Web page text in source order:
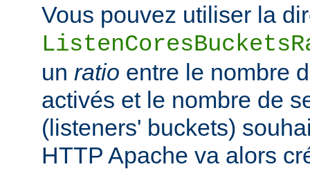
Vous pouvez utiliser la
un ratio entre le nombre
activés et le nombre de
(listeners' buckets)
HTTP Apache va alors